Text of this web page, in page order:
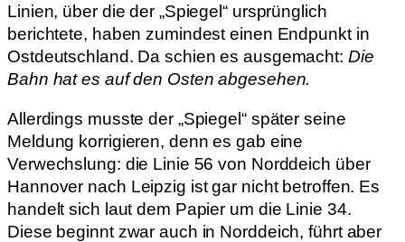
Linien, über die der „Spiegel“ ursprünglich
berichtete, haben zumindest einen Endpunkt in
Ostdeutschland. Da schien es ausgemacht: Die
Bahn hat es auf den Osten abgesehen.
Allerdings musste der „Spiegel“ später seine
Meldung korrigieren, denn es gab eine
Verwechslung: die Linie 56 von Norddeich über
Hannover nach Leipzig ist gar nicht betroffen. Es
handelt sich laut dem Papier um die Linie 34.
Diese beginnt zwar auch in Norddeich, führt aber